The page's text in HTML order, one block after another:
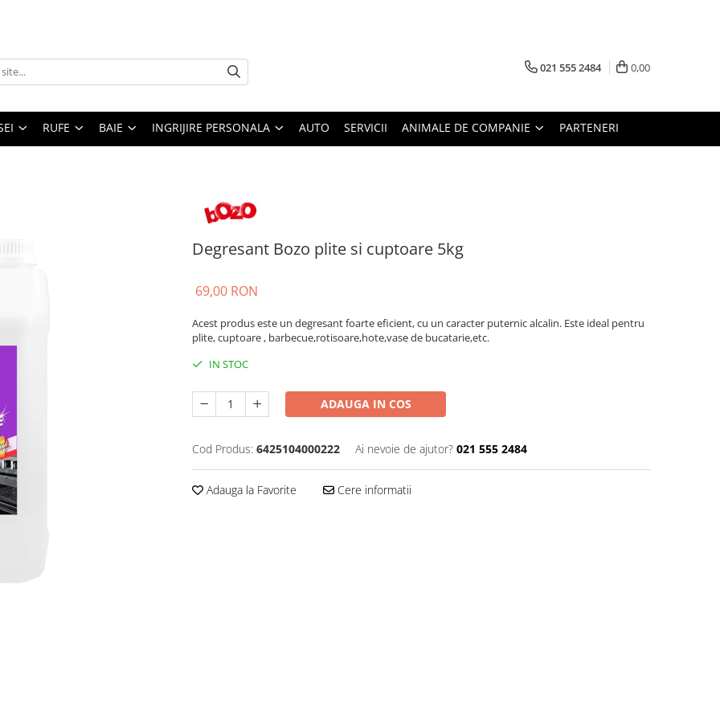
021 555 2484 0,00
RUFE BAIE INGRIJIRE PERSONALA AUTO SERVICII ANIMALE DE COMPANIE PARTENERI
Degresant Bozo plite si cuptoare 5kg
69,00 RON
Acest produs este un degresant foarte eficient, cu un caracter puternic alcalin. Este ideal pentru
plite, cuptoare , barbecue,rotisoare,hote,vase de bucatarie,etc.
IN STOC
ADAUGA IN COS
Cod Produs: 6425104000222 Ai nevoie de ajutor? 021 555 2484
Adauga la Favorite Cere informatii